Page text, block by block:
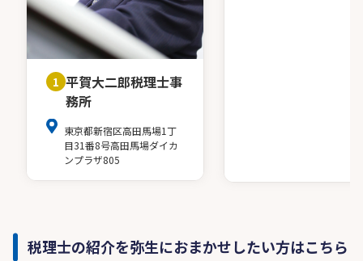
1 平賀大二郎税理士事
務所
東京都新宿区高田馬場1丁
目31番8号高田馬場ダイカ
ンプラザ805
税理士の紹介を弥生におまかせしたい方はこちら